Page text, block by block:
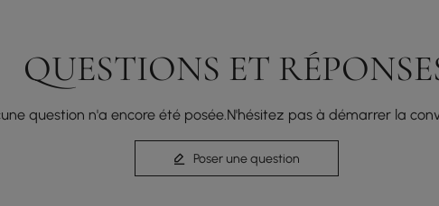
QUESTIONS ET
question n'a encore été posée.N'hésitez pas à démarrer la
Poser une question